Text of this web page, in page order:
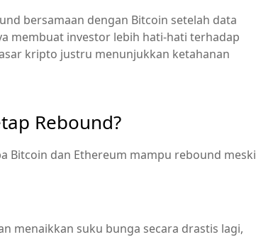
bersamaan dengan Bitcoin setelah data
membuat investor lebih hati-hati terhadap
kripto justru menunjukkan ketahanan
Rebound?
Bitcoin dan Ethereum mampu rebound meski
menaikkan suku bunga secara drastis lagi,